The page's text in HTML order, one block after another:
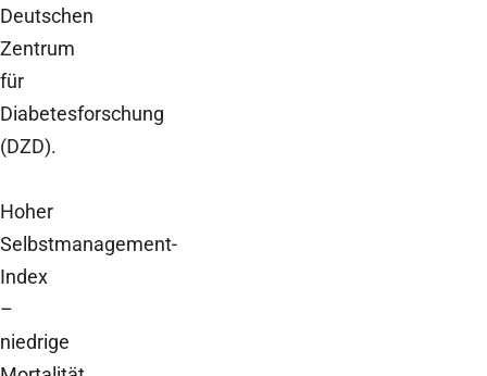
Deutschen
Zentrum
für
Diabetesforschung
(DZD).
Hoher
Selbstmanagement-
Index
–
niedrige